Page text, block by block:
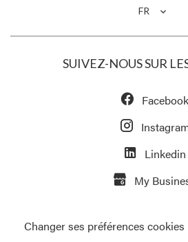
FR
SUIVEZ-NOUS SUR
Facebook
Linkedin
My
Changer ses préférences cookies